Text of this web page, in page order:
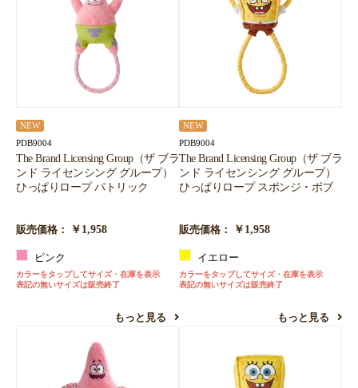
NEW
PDB9004
The Brand Licensing Group（ザ ブラ
ンド ライセンシング グループ）
ひっぱりロープ パトリック
販売価格： ￥1,958
ピンク
カラーをタップしてサイズ・在庫を表示
表記の無いサイズは販売終了
もっと見る
NEW
PDB9004
The Brand Licensing Group（ザ ブラ
ンド ライセンシング グループ）
ひっぱりロープ スポンジ・ボブ
販売価格： ￥1,958
イエロー
カラーをタップしてサイズ・在庫を表示
表記の無いサイズは販売終了
もっと見る